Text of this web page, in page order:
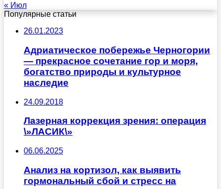
« Июл
Популярные статьи
26.01.2023
Адриатическое побережье Черногории
— прекрасное сочетание гор и моря,
богатство природы и культурное
наследие
24.09.2018
Лазерная коррекция зрения: операция
\»ЛАСИК\»
06.06.2025
Анализ на кортизол, как выявить
гормональный сбой и стресс на